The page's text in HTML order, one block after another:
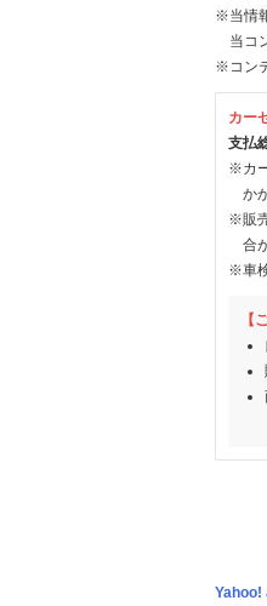
※当情
当コ
※コン
カー
支払
※カ
か
※販
合
※車
【
Yahoo!